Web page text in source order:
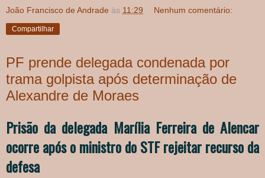
João Francisco de Andrade às 11:29 Nenhum comentário:
Compartilhar
PF prende delegada condenada por
trama golpista após determinação de
Alexandre de Moraes
Prisão da delegada Marília Ferreira de Alencar
ocorre após o ministro do STF rejeitar recurso da
defesa